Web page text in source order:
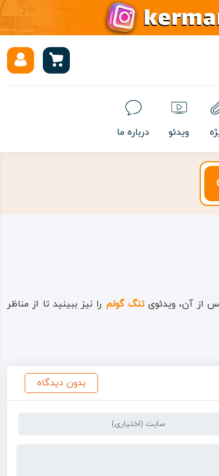
ویدئو درباره ما
از آن، ویدئویتنگ گولم را نیز ببینید تا از مناظر
بدون دیدگاه